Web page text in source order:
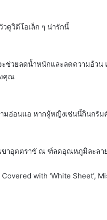
ดูวิดีโอเล็ก ๆ น่ารักนี้
ช่วยลดน้ำหนักและลดความอ้วน
คุณ
มอ่อนแอ หากผู้หญิงเช่นนี้กินกรัม
ขาอุตตราขั ณ ฑ์ลดอุณหภูมิละลา
with ‘White Sheet’,